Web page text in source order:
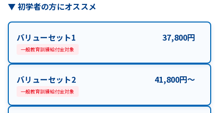
▼初学者の方にオススメ
バリューセット1 37,800円
一般教育訓練給付金対象
バリューセット2 41,800円〜
一般教育訓練給付金対象